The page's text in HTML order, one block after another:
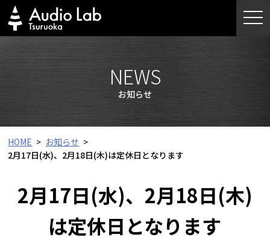
Skip
to
content
NEWS
お知らせ
HOME
お知らせ
2月17日(水)、2月18日(木)は定休日となります
2月17日(水)、2月18日(木)
は定休日となります